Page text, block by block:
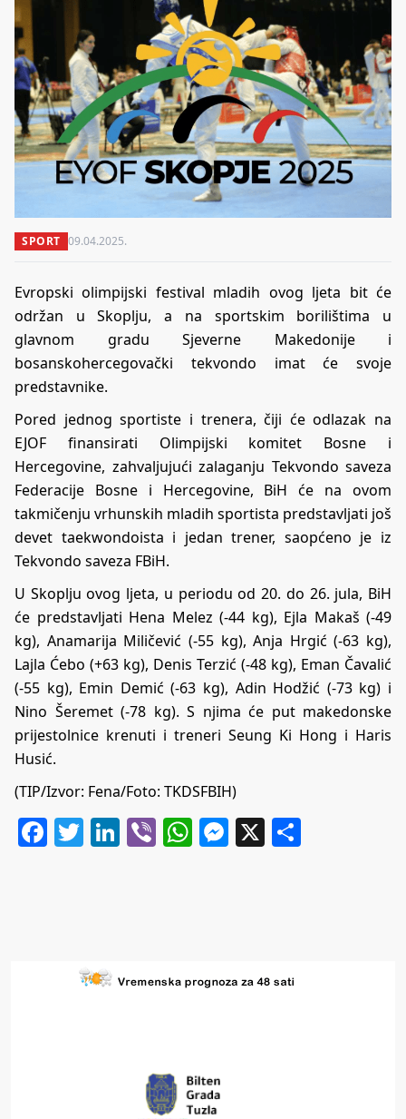
SPORT 09.04.2025.
Evropski olimpijski festival mladih ovog ljeta bit će
održan u Skoplju, a na sportskim borilištima u
glavnom gradu Sjeverne Makedonije i
bosanskohercegovački tekvondo imat će svoje
predstavnike.
Pored jednog sportiste i trenera, čiji će odlazak na
EJOF finansirati Olimpijski komitet Bosne i
Hercegovine, zahvaljujući zalaganju Tekvondo saveza
Federacije Bosne i Hercegovine, BiH će na ovom
takmičenju vrhunskih mladih sportista predstavljati još
devet taekwondoista i jedan trener, saopćeno je iz
Tekvondo saveza FBiH.
U Skoplju ovog ljeta, u periodu od 20. do 26. jula, BiH
će predstavljati Hena Melez (-44 kg), Ejla Makaš (-49
kg), Anamarija Miličević (-55 kg), Anja Hrgić (-63 kg),
Lajla Ćebo (+63 kg), Denis Terzić (-48 kg), Eman Čavalić
(-55 kg), Emin Demić (-63 kg), Adin Hodžić (-73 kg) i
Nino Šeremet (-78 kg). S njima će put makedonske
prijestolnice krenuti i treneri Seung Ki Hong i Haris
Husić.
(TIP/Izvor: Fena/Foto: TKDSFBIH)
Facebook
Twitter
LinkedIn
ViberWhatsApp
Messenger
X